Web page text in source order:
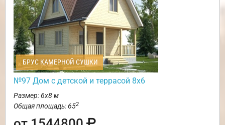
БРУС КАМЕРНОЙ СУШКИ
№97 Дом с детской и террасой 8х6
Размер: 6х8 м
Общая площадь: 652